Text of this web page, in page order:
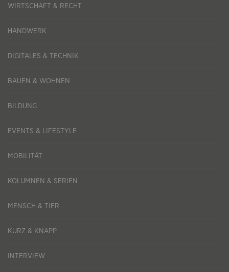
WIRTSCHAFT & RECHT
HANDWERK
DIGITALES & TECHNIK
BAUEN & WOHNEN
BILDUNG
EVENTS & LIFESTYLE
MOBILITÄT
KOLUMNEN & SERIEN
MENSCH & TIER
KURZ & KNAPP
INTERVIEW